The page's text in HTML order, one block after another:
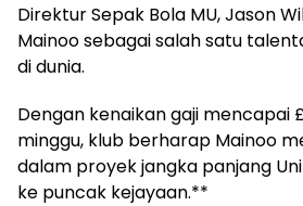
Direktur Sepak Bola MU, Jason
Mainoo sebagai salah satu
di dunia.
Dengan kenaikan gaji mencapai
minggu, klub berharap Mainoo
dalam proyek jangka panjang
ke puncak kejayaan.**